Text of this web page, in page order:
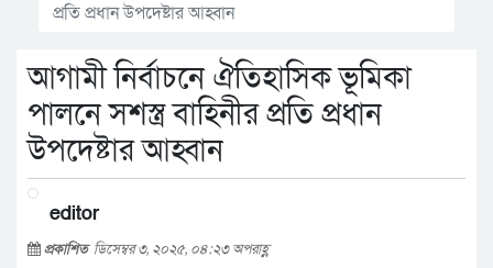
প্রতি প্রধান উপদেষ্টার আহ্বান
আগামী নির্বাচনে ঐতিহাসিক ভূমিকা
পালনে সশস্ত্র বাহিনীর প্রতি প্রধান
উপদেষ্টার আহ্বান
editor
প্রকাশিত ডিসেম্বর ৩, ২০২৫, ০৪:২৩ অপরাহ্ণ